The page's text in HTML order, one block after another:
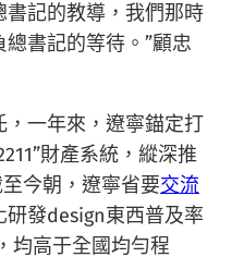
記的教導，我們那時
書記的等待。”顧忠
，一年來，遼寧錨定打
財產系統，縱深推
今朝，遼寧省要交流
發design東西普及率
均高于全國均勻程